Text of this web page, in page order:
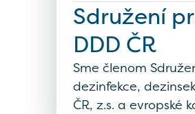
Sdružení
DDD ČR
Sme členom
dezinfekce,
ČR, z.s. a evropské